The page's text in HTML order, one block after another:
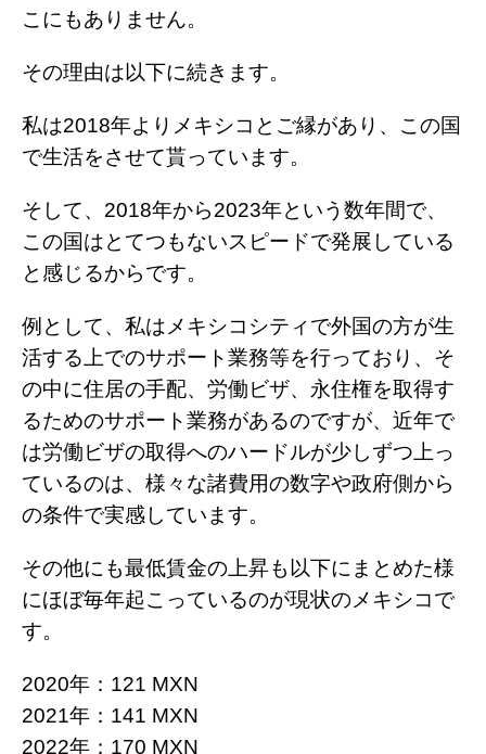
こにもありません。
その理由は以下に続きます。
私は2018年よりメキシコとご縁があり、この国
で生活をさせて貰っています。
そして、2018年から2023年という数年間で、
この国はとてつもないスピードで発展している
と感じるからです。
例として、私はメキシコシティで外国の方が生
活する上でのサポート業務等を行っており、そ
の中に住居の手配、労働ビザ、永住権を取得す
るためのサポート業務があるのですが、近年で
は労働ビザの取得へのハードルが少しずつ上っ
ているのは、様々な諸費用の数字や政府側から
の条件で実感しています。
その他にも最低賃金の上昇も以下にまとめた様
にほぼ毎年起こっているのが現状のメキシコで
す。
2020年：121 MXN
2021年：141 MXN
2022年：170 MXN